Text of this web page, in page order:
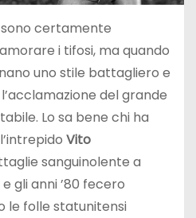
sono certamente
i tifosi, ma quando
uno stile battagliero e
del grande
Lo sa bene chi ha
Vito
sanguinolente a
gli anni ’80 fecero
le folle statunitensi